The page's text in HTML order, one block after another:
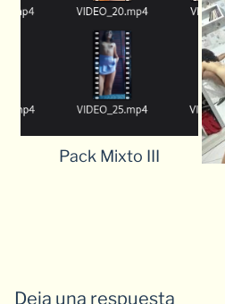
Pack Mixto III
Deja una respuesta